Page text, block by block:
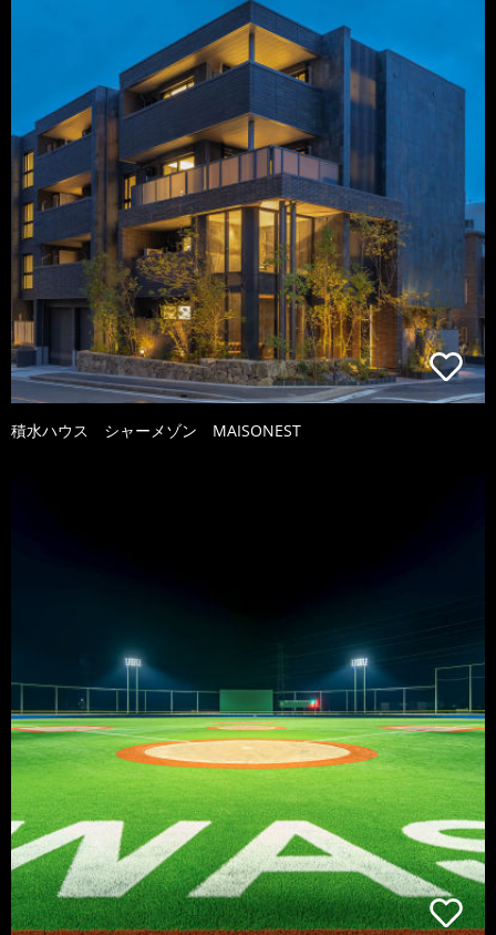
積水ハウス シャーメゾン MAISONEST